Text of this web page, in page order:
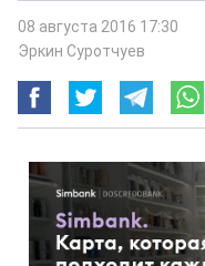
08 августа 2016 17:30
Эркин Суротчуев